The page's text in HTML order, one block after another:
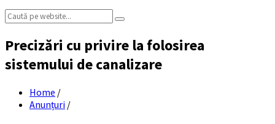
Search:
Precizări cu privire la folosirea
sistemului de canalizare
Home /
Anunțuri /